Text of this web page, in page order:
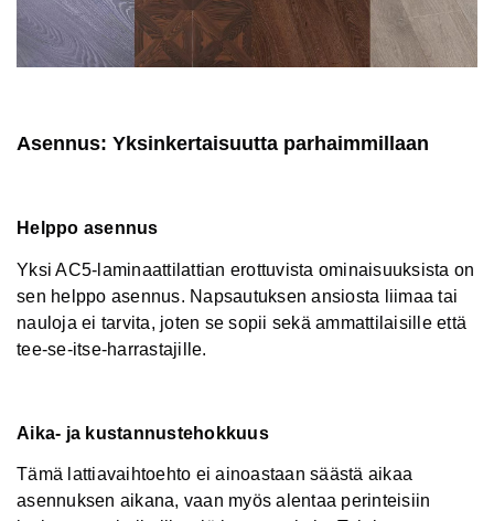
Asennus: Yksinkertaisuutta parhaimmillaan
Helppo asennus
Yksi AC5-laminaattilattian erottuvista ominaisuuksista on
sen helppo asennus. Napsautuksen ansiosta liimaa tai
nauloja ei tarvita, joten se sopii sekä ammattilaisille että
tee-se-itse-harrastajille.
Aika- ja kustannustehokkuus
Tämä lattiavaihtoehto ei ainoastaan ​​säästä aikaa
asennuksen aikana, vaan myös alentaa perinteisiin